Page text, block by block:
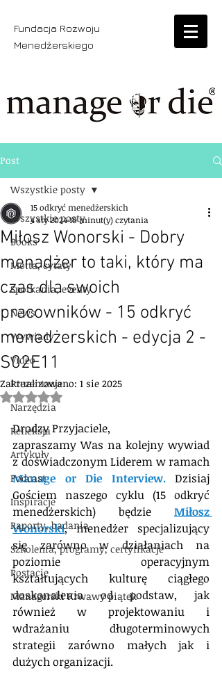
Fundacja Rozwoju
Menedżerskiego
Post
Wszystkie posty
Books
Motta, cytaty
Spotkania, eventy
News
Wywiady
Video
Prezentacje
Narzędzia
Refleksja
Artykuły
Podcast
Inspiracje
Raporty, badania
Szkolenia, programy, certyfikacje
Postacie
Managerski Krwawy piątek
Wszystkie posty
Miłosz Wonorski - Dobry
menadżer to taki, który ma
czas dla swoich
pracowników - 15 odkryć
menedżerskich - edycja 2 -
S02E11
15 odkryć menedżerskich
4 sty 202410 minut(y) czytania
Zaktualizowano: 1 sie 2025
Oceniono na NaN z 5 gwiazdek.
Drodzy Przyjaciele,
zapraszamy Was na kolejny wywiad
z doświadczonym Liderem w ramach
Manage or Die Interview.
Dzisiaj
Gościem naszego cyklu (15 odkryć
menedżerskich) będzie
Miłosz
Wonorski, menedżer specjalizujący
się zarówno w działaniach na
poziomie operacyjnym
kształtujących kulturę ciągłego
doskonalenia od podstaw, jak
również w projektowaniu i
wdrażaniu długoterminowych
strategii zarówno małych jak i
dużych organizacji.